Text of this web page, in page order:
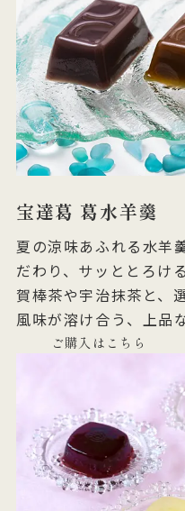
宝達葛 葛水羊羹
夏の涼味あふれる水羊
だわり、サッととろけ
賀棒茶や宇治抹茶と、
風味が溶け合う、上品
ご購入はこちら